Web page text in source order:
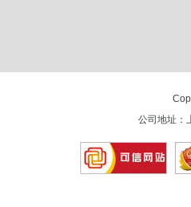
公司地址：